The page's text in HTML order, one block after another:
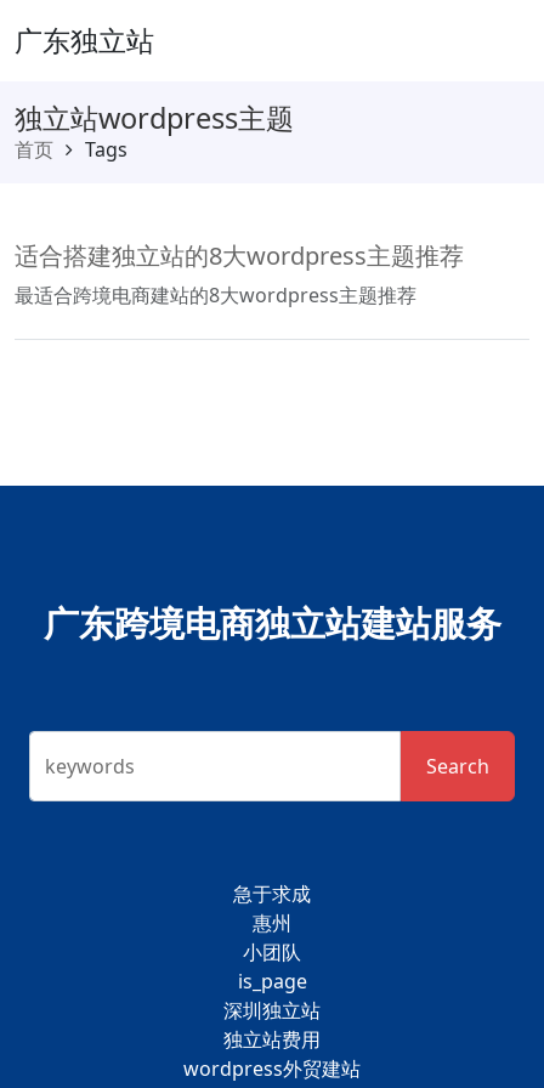
广东独立站
独立站wordpress主题
首页 Tags
适合搭建独立站的8大wordpress主题推荐
最适合跨境电商建站的8大wordpress主题推荐
广东跨境电商独立站建站服务
keywords Search
急于求成
惠州
小团队
is_page
深圳独立站
独立站费用
wordpress外贸建站